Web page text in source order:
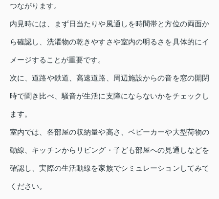
つながります。
内見時には、まず日当たりや風通しを時間帯と方位の両面か
ら確認し、洗濯物の乾きやすさや室内の明るさを具体的にイ
メージすることが重要です。
次に、道路や鉄道、高速道路、周辺施設からの音を窓の開閉
時で聞き比べ、騒音が生活に支障にならないかをチェックし
ます。
室内では、各部屋の収納量や高さ、ベビーカーや大型荷物の
動線、キッチンからリビング・子ども部屋への見通しなどを
確認し、実際の生活動線を家族でシミュレーションしてみて
ください。